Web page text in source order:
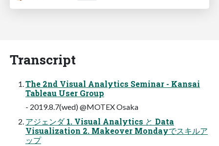
Transcript
The 2nd Visual Analytics Seminar - Kansai
Tableau User Group
- 2019.8.7(wed) @MOTEX Osaka
アジェンダ 1. Visual Analytics と Data
Visualization 2. Makeover Mondayでスキルア
ップ